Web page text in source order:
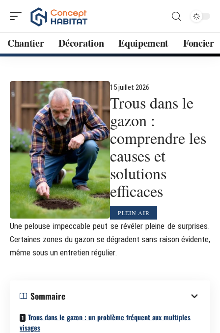
Chantier Décoration Equipement Foncier
15 juillet 2026
Trous dans le
gazon :
comprendre les
causes et
solutions
efficaces
PLEIN AIR
Une pelouse impeccable peut se révéler pleine de surprises.
Certaines zones du gazon se dégradent sans raison évidente,
même sous un entretien régulier.
Sommaire
Trous dans le gazon : un problème fréquent aux multiples
visages